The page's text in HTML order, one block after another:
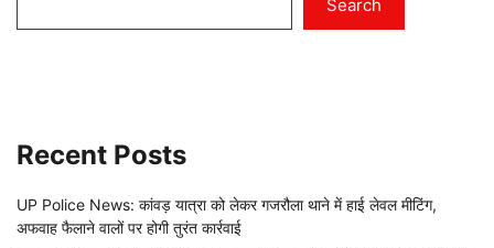
Search
Recent Posts
UP Police News: कांवड़ यात्रा को लेकर गजरौला थाने में हाई लेवल मीटिंग,
अफवाह फैलाने वालों पर होगी तुरंत कार्रवाई